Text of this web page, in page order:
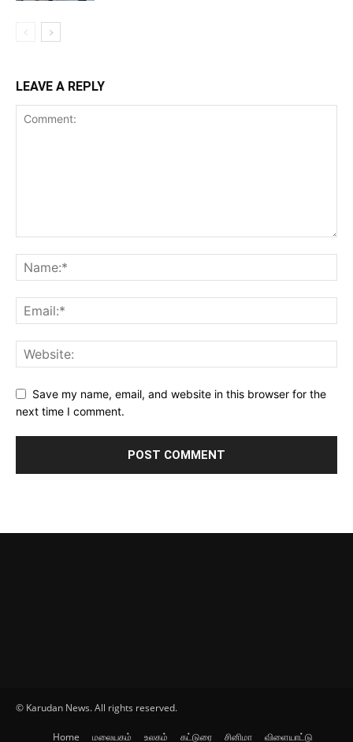
LEAVE A REPLY
Save my name, email, and website in this browser for the
next time I comment.
© Karudan News. All rights reserved.
Home மலையகம் உலகம் கட்டுரை சினிமா விளையாட்டு